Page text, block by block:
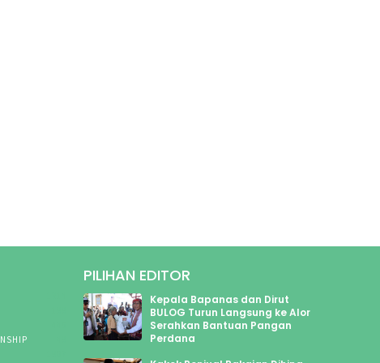
PILIHAN EDITOR
Kepala Bapanas dan Dirut
BULOG Turun Langsung ke Alor
Serahkan Bantuan Pangan
Perdana